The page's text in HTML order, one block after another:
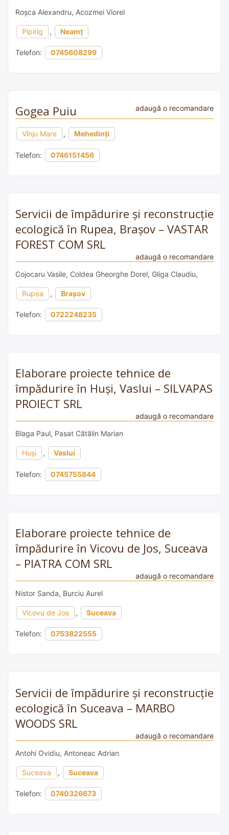
Roșca Alexandru, Acozmei Viorel
Pipirig , Neamț
Telefon: 0745608299
Gogea Puiu adaugă o recomandare
Vînju Mare , Mehedinți
Telefon: 0746151456
Servicii de împădurire și reconstrucție
ecologică în Rupea, Brașov – VASTAR
FOREST COM SRL
adaugă o recomandare
Cojocaru Vasile, Coldea Gheorghe Dorel, Gliga Claudiu,
Rupea , Brașov
Telefon: 0722248235
Elaborare proiecte tehnice de
împădurire în Huși, Vaslui – SILVAPAS
PROIECT SRL
adaugă o recomandare
Blaga Paul, Pasat Cătălin Marian
Huși , Vaslui
Telefon: 0745755844
Elaborare proiecte tehnice de
împădurire în Vicovu de Jos, Suceava
– PIATRA COM SRL
adaugă o recomandare
Nistor Sanda, Burciu Aurel
Vicovu de Jos , Suceava
Telefon: 0753822555
Servicii de împădurire și reconstrucție
ecologică în Suceava – MARBO
WOODS SRL
adaugă o recomandare
Antohi Ovidiu, Antoneac Adrian
Suceava , Suceava
Telefon: 0740326673